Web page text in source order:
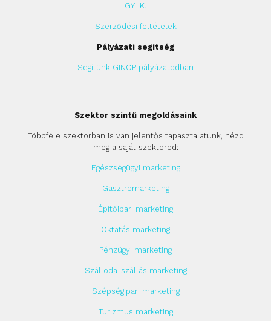
GY.I.K.
Szerződési feltételek
Pályázati segítség
Segítünk GINOP pályázatodban
Szektor szintű megoldásaink
Többféle szektorban is van jelentős tapasztalatunk, nézd
meg a saját szektorod:
Egészségügyi marketing
Gasztromarketing
Építőipari marketing
Oktatás marketing
Pénzügyi marketing
Szálloda-szállás marketing
Szépségipari marketing
Turizmus marketing